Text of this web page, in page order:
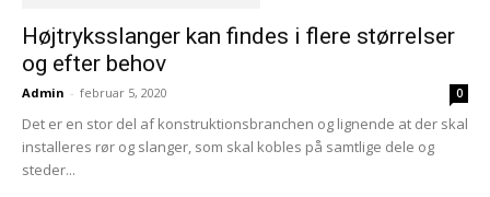
Højtryksslanger kan findes i flere størrelser
og efter behov
Admin - februar 5, 2020 0
Det er en stor del af konstruktionsbranchen og lignende at der skal
installeres rør og slanger, som skal kobles på samtlige dele og
steder...